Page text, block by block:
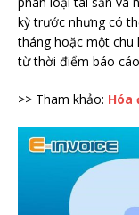
kỳ trước nhưng có
tháng hoặc một chu
từ thời điểm báo
>> Tham khảo: Hóa